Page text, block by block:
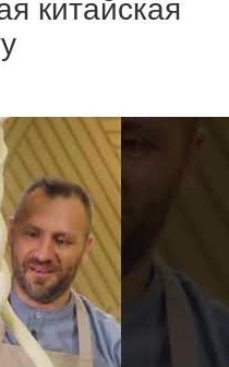
китайская